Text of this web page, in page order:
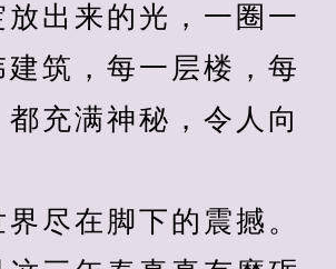
出来的光，一圈一
建筑，每一层楼，每
充满神秘，令人向
在脚下的震撼。